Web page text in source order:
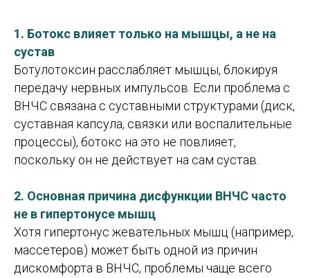
1. Ботокс влияет только на мышцы, а не на
сустав
Ботулотоксин расслабляет мышцы, блокируя
передачу нервных импульсов. Если проблема с
ВНЧС связана с суставными структурами (диск,
суставная капсула, связки или воспалительные
процессы), ботокс на это не повлияет,
поскольку он не действует на сам сустав.
2. Основная причина дисфункции ВНЧС часто
не в гипертонусе мышц
Хотя гипертонус жевательных мышц (например,
массетеров) может быть одной из причин
дискомфорта в ВНЧС, проблемы чаще всего